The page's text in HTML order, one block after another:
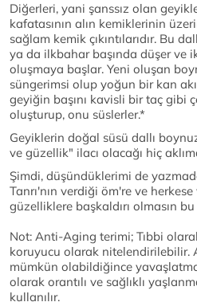
Diğerleri, yani şanssız olan
kafatasının alın kemiklerinin
sağlam kemik çıkıntılarıdır. Bu
ya da ilkbahar başında düşer ve
oluşmaya başlar. Yeni oluşan
süngerimsi olup yoğun bir kan
geyiğin başını kavisli bir taç gibi
oluşturup, onu süslerler.*
Geyiklerin doğal süsü dallı
ve güzellik" ilacı olacağı hiç
Şimdi, düşündüklerimi de
Tanrı'nın verdiği öm're ve
güzelliklere başkaldırı olmasın bu
Not: Anti-Aging terimi; Tıbbi
koruyucu olarak nitelendirilebilir.
mümkün olabildiğince
olarak orantılı ve sağlıklı
kullanılır.